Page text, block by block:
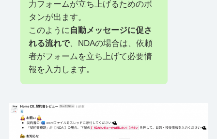
力フォームが立ち上げるためのボ
タンが出ます。
このように 自動メッセージに促さ
れる流れで、NDAの場合は、依頼
者がフォームを立ち上げて必要情
報を入力します。